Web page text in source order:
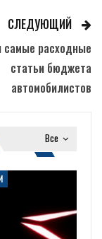
СЛЕДУЮЩИЙ
самые расходные
статьи бюджета
автомобилистов
Все